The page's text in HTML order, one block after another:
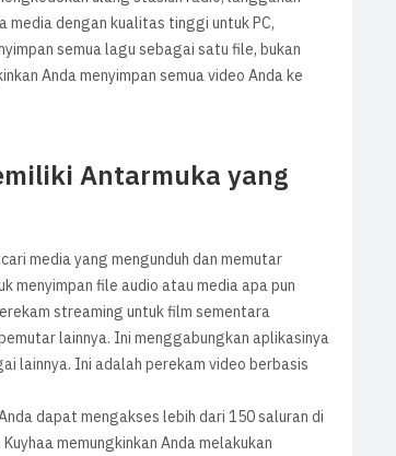
media dengan kualitas tinggi untuk PC,
semua lagu sebagai satu file, bukan
Anda menyimpan semua video Anda ke
Antarmuka yang
media yang mengunduh dan memutar
menyimpan file audio atau media apa pun
streaming untuk film sementara
lainnya. Ini menggabungkan aplikasinya
lainnya. Ini adalah perekam video berbasis
dapat mengakses lebih dari 150 saluran di
memungkinkan Anda melakukan